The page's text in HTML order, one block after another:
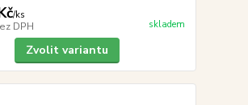
/ks
DPH skladem
Zvolit variantu